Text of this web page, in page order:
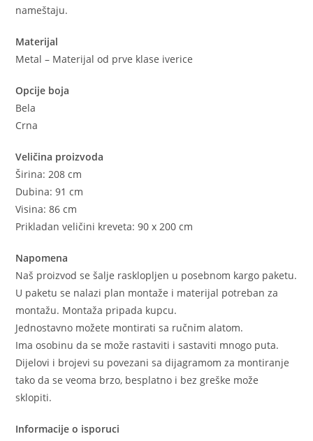
nameštaju.
Materijal
Metal – Materijal od prve klase iverice
Opcije boja
Bela
Crna
Veličina proizvoda
Širina: 208 cm
Dubina: 91 cm
Visina: 86 cm
Prikladan veličini kreveta: 90 x 200 cm
Napomena
Naš proizvod se šalje rasklopljen u posebnom kargo paketu.
U paketu se nalazi plan montaže i materijal potreban za
montažu. Montaža pripada kupcu.
Jednostavno možete montirati sa ručnim alatom.
Ima osobinu da se može rastaviti i sastaviti mnogo puta.
Dijelovi i brojevi su povezani sa dijagramom za montiranje
tako da se veoma brzo, besplatno i bez greške može
sklopiti.
Informacije o isporuci